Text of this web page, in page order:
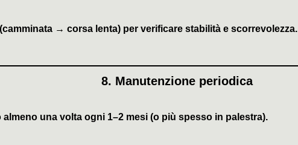
→ corsa lenta) per verificare stabilità e scorrevolezza.
8. Manutenzione periodica
almeno una volta ogni 1–2 mesi (o più spesso in palestra).